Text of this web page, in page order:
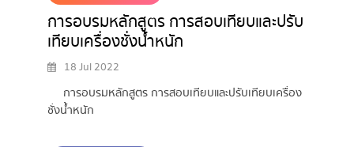
การอบรมหลักสูตร การสอบเทียบและปรับ
เทียบเครื่องชั่งน้ำหนัก
18 Jul 2022
การอบรมหลักสูตร การสอบเทียบและปรับเทียบเครื่อง
ชั่งน้ำหนัก